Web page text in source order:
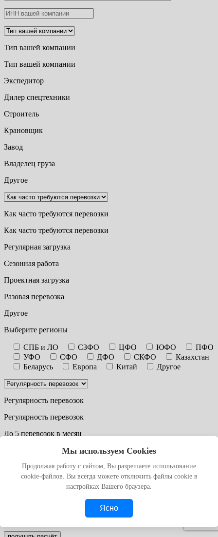
Тип вашей компании
Тип вашей компании
Экспедитор
Дилер спецтехники
Строитель
Крановщик
Завод
Владелец груза
Другое
Как часто требуются перевозки
Как часто требуются перевозки
Регулярная загрузка
Сезонная работа
Проектная загрузка
Разовая перевозка
Другое
Выберите регионы
СПБ и ЛО СЗФО ЦФО ЮФО
ПФО
УФО
СФО ДФО СКФО
Казахстан
Беларусь
Европа Китай Другое
Регулярность перевозок
Регулярность перевозок
До 5 перевозок в месяц
До 15 перевозок в месяц
До 30 перевозок в месяц
обработкой персональных данных
Мы используем Cookies
Продолжая работу с сайтом, Вы разрешаете использование
cookie-файлов. Вы всегда можете отключить файлы cookie в
настройках Вашего браузера.
Ясно